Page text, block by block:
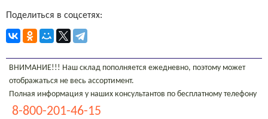
Поделиться в соцсетях:
ВНИМАНИЕ!!! Наш склад пополняется ежедневно, поэтому может
отображаться не весь ассортимент.
Полная информация у наших консультантов по бесплатному телефону
8-800-201-46-15